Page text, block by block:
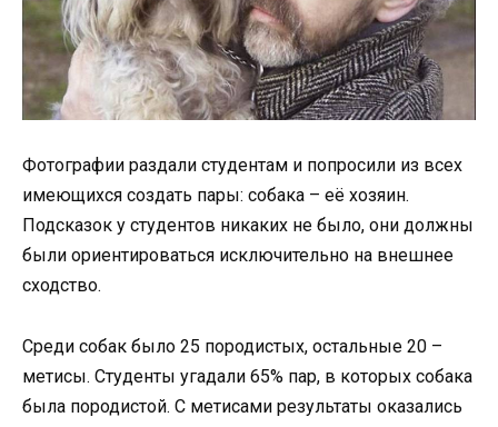
Фотографии раздали студентам и попросили из всех
имеющихся создать пары: собака – её хозяин.
Подсказок у студентов никаких не было, они должны
были ориентироваться исключительно на внешнее
сходство.
Среди собак было 25 породистых, остальные 20 –
метисы. Студенты угадали 65% пар, в которых собака
была породистой. С метисами результаты оказались